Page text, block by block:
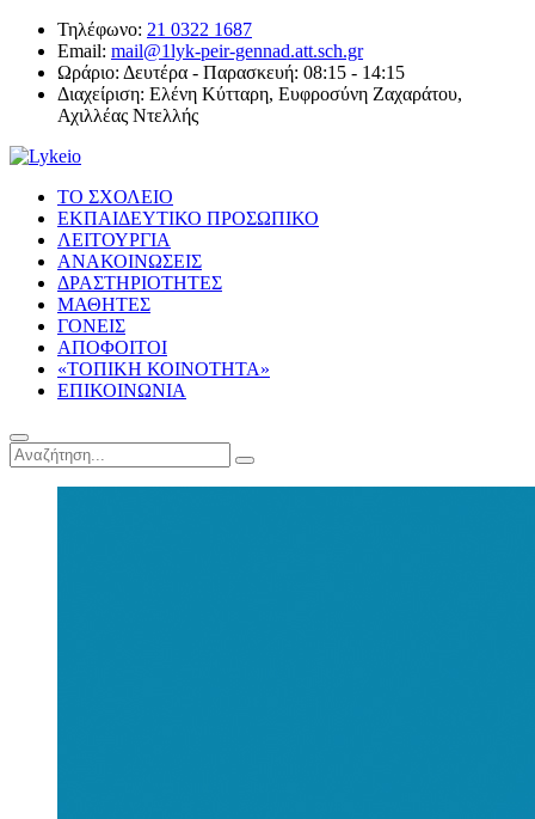
Τηλέφωνο: 21 0322 1687
Email: mail@1lyk-peir-gennad.att.sch.gr
Ωράριο: Δευτέρα - Παρασκευή: 08:15 - 14:15
Διαχείριση: Ελένη Κύτταρη, Ευφροσύνη Ζαχαράτου,
Αχιλλέας Ντελλής
ΤΟ ΣΧΟΛΕΙΟ
ΕΚΠΑΙΔΕΥΤΙΚΟ ΠΡΟΣΩΠΙΚΟ
ΛΕΙΤΟΥΡΓΙΑ
ΑΝΑΚΟΙΝΩΣΕΙΣ
ΔΡΑΣΤΗΡΙΟΤΗΤΕΣ
ΜΑΘΗΤΕΣ
ΓΟΝΕΙΣ
ΑΠΟΦΟΙΤΟΙ
«ΤΟΠΙΚΗ ΚΟΙΝΟΤΗΤΑ»
ΕΠΙΚΟΙΝΩΝΙΑ